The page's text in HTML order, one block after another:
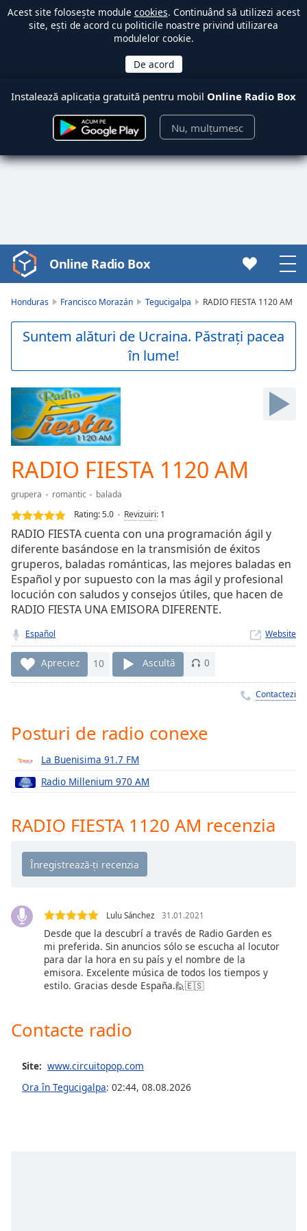
Acest site folosește module cookies. Continuând să utilizezi acest
site, ești de acord cu politicile noastre privind utilizarea
modulelor cookie.
Instalează aplicația gratuită pentru mobil Online Radio Box
Nu, mulțumesc
Video
Player
Play
Video
Skip
Skip
Forward
Mute
Current
Loaded:
0.00%
Stream
TypeLIVE
Seek to
live,
currently
behind
live LIVE
Remaining
Time-
1x
Chapters
Chapters
Descriptions
off,
Subtitles
settings ,
opens
subtitles
settings
dialog
subtitles
in-
Online Radio Box
Honduras Francisco Morazán Tegucigalpa RADIO FIESTA 1120 AM
Suntem alături de Ucraina. Păstrați pacea
în lume!
RADIO FIESTA 1120 AM
grupera romantic
balada
Rating:5.0 Revizuiri: 1
RADIO FIESTA cuenta con una programación ágil y
diferente basándose en la transmisión de éxitos
gruperos, baladas románticas, las mejores baladas en
Español y por supuesto con la mas ágil y profesional
locución con saludos y consejos útiles, que hacen de
RADIO FIESTA UNA EMISORA DIFERENTE.
Español Website
Apreciez 10 Ascultă 0
Contactezi
Posturi de radio conexe
La Buenisima 91.7 FM
Radio Millenium 970 AM
RADIO FIESTA 1120 AM recenzia
Lulu Sánchez 31.01.2021
Desde que la descubrí a través de Radio Garden es
mi preferida. Sin anuncios sólo se escucha al locutor
para dar la hora en su país y el nombre de la
emisora. Excelente música de todos los tiempos y
estilo. Gracias desde España.🙋🇪🇸
Contacte radio
Site: www.circuitopop.com
Ora în Tegucigalpa: 02:44, 08.08.2026